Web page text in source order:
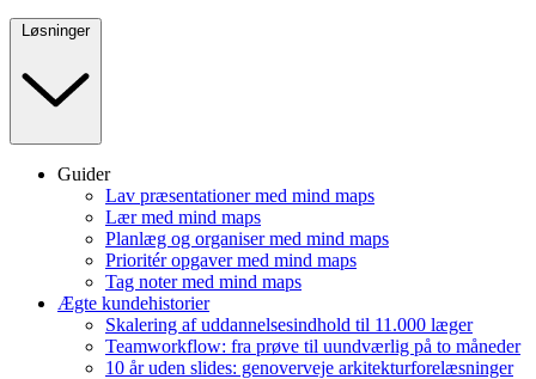
Løsninger
Guider
Lav præsentationer med mind maps
Lær med mind maps
Planlæg og organiser med mind maps
Prioritér opgaver med mind maps
Tag noter med mind maps
Ægte kundehistorier
Skalering af uddannelsesindhold til 11.000 læger
Teamworkflow: fra prøve til uundværlig på to måneder
10 år uden slides: genoverveje arkitekturforelæsninger